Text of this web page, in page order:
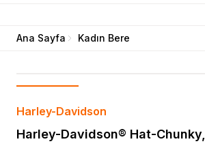
Ana Sayfa Kadın Bere
Harley-Davidson
Harley-Davidson® Hat-